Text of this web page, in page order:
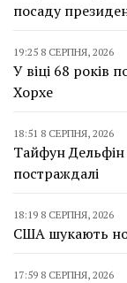
посаду
19:25 8 СЕРПНЯ, 2026
У віці 68 років
Хорхе
18:51 8 СЕРПНЯ, 2026
Тайфун Дельфін
постраждалі
18:19 8 СЕРПНЯ, 2026
США шукають
17:59 8 СЕРПНЯ, 2026